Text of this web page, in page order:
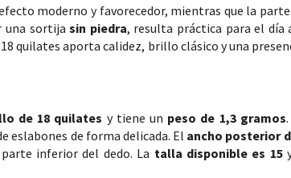
moderno y favorecedor, mientras que la
una sortijasin piedra, resulta práctica para el día
quilates aporta calidez, brillo clásico y una
de 18 quilates y tiene un peso de 1,3 gramos
eslabones de forma delicada. El ancho posterior
inferior del dedo. La talla disponible es 15